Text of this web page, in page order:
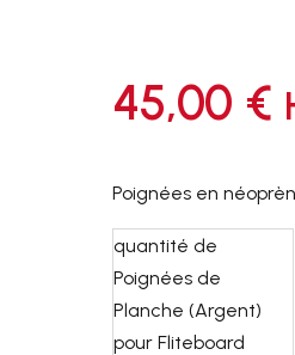
45,00 €
Poignées en
quantité de
Poignées de
Planche (Argent)
pour Fliteboard